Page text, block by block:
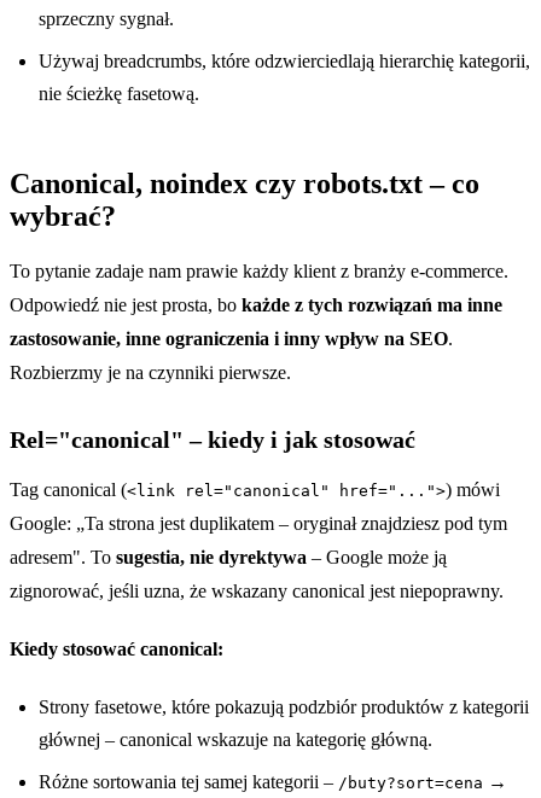
sprzeczny sygnał.
Używaj breadcrumbs, które odzwierciedlają hierarchię kategorii,
nie ścieżkę fasetową.
Canonical, noindex czy robots.txt – co
wybrać?
To pytanie zadaje nam prawie każdy klient z branży e-commerce.
Odpowiedź nie jest prosta, bo każde z tych rozwiązań ma inne
zastosowanie, inne ograniczenia i inny wpływ na SEO.
Rozbierzmy je na czynniki pierwsze.
Rel="canonical" – kiedy i jak stosować
Tag canonical (<link rel="canonical" href="...">) mówi
Google: „Ta strona jest duplikatem – oryginał znajdziesz pod tym
adresem". To sugestia, nie dyrektywa – Google może ją
zignorować, jeśli uzna, że wskazany canonical jest niepoprawny.
Kiedy stosować canonical:
Strony fasetowe, które pokazują podzbiór produktów z kategorii
głównej – canonical wskazuje na kategorię główną.
Różne sortowania tej samej kategorii – /buty?sort=cena →